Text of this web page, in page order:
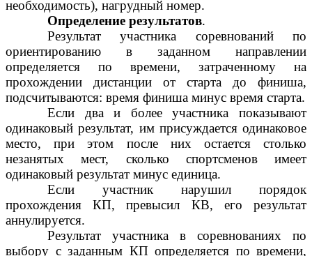
необходимость), нагрудный номер.
Определение результатов.
Результат участника соревнований по
ориентированию в заданном направлении
определяется по времени, затраченному на
прохождении дистанции от старта до финиша,
подсчитываются: время финиша минус время старта.
Если два и более участника показывают
одинаковый результат, им присуждается одинаковое
место, при этом после них остается столько
незанятых мест, сколько спортсменов имеет
одинаковый результат минус единица.
Если участник нарушил порядок
прохождения КП, превысил КВ, его результат
аннулируется.
Результат участника в соревнованиях по
выбору с заданным КП определяется по времени,